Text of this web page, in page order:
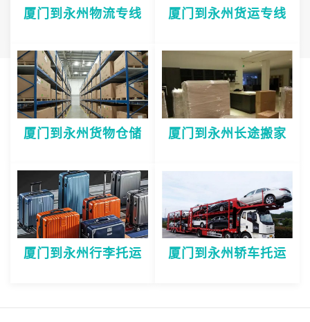
厦门到永州物流专线 厦门到永州货运专线
厦门到永州货物仓储 厦门到永州长途搬家
厦门到永州行李托运 厦门到永州轿车托运